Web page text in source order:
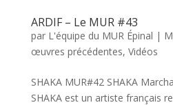
ARDIF – Le MUR #43
par L'équipe du MUR Épinal |
œuvres précédentes, Vidéos
SHAKA MUR#42 SHAKA
SHAKA est un artiste français